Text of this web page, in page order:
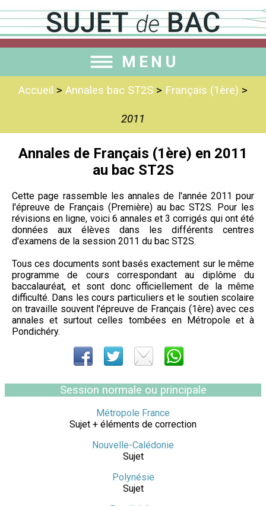
MENU
Accueil > Annales bac ST2S > Français (1ère) >
2011
Annales de Français (1ère) en 2011
au bac ST2S
Cette page rassemble les annales de l'année 2011 pour
l'épreuve de Français (Première) au bac ST2S. Pour les
révisions en ligne, voici 6 annales et 3 corrigés qui ont été
données aux élèves dans les différents centres
d'examens de la session 2011 du bac ST2S.
Tous ces documents sont basés exactement sur le même
programme de cours correspondant au diplôme du
baccalauréat, et sont donc officiellement de la même
difficulté. Dans les cours particuliers et le soutien scolaire
on travaille souvent l'épreuve de Français (1ère) avec ces
annales et surtout celles tombées en Métropole et à
Pondichéry.
Session normale ou principale
Métropole France
Sujet + éléments de correction
Nouvelle-Calédonie
Sujet
Polynésie
Sujet